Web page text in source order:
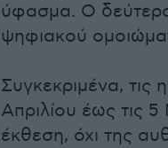
ύφασμα. Ο
ψηφιακού
Συγκεκριμένα,
Απριλίου έως τις
έκθεση, όχι της